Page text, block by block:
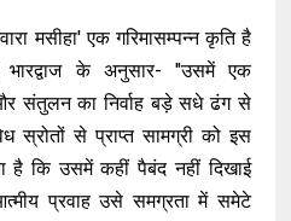
मसीहा' एक गरिमासम्पन्न कृति है
के अनुसार- "उसमें एक
और संतुलन का निर्वाह बड़े सधे ढंग से
से प्राप्त सामग्री को इस
है कि उसमें कहीं पैबंद नहीं दिखाई
प्रवाह उसे समग्रता में समेटे